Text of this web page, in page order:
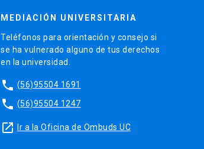
MEDIACIÓN UNIVERSITARIA
Teléfonos para orientación y consejo si
se ha vulnerado alguno de tus derechos
en la universidad.
phone (56)95504 1691
phone (56)95504 1247
launch Ir a la Oficina de Ombuds UC